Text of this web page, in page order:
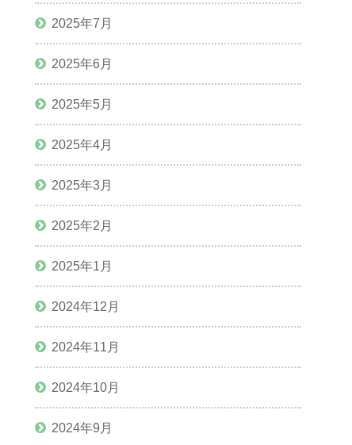
2025年7月
2025年6月
2025年5月
2025年4月
2025年3月
2025年2月
2025年1月
2024年12月
2024年11月
2024年10月
2024年9月